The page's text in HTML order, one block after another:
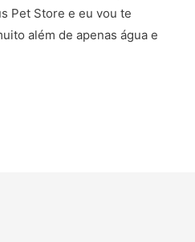
Pet Store e eu vou te
além de apenas água e